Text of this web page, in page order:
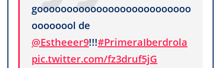
goooooooooooooooooooooooooo
oooooool de
@Estheeer9!!!#PrimeraIberdrola
pic.twitter.com/fz3druf5jG